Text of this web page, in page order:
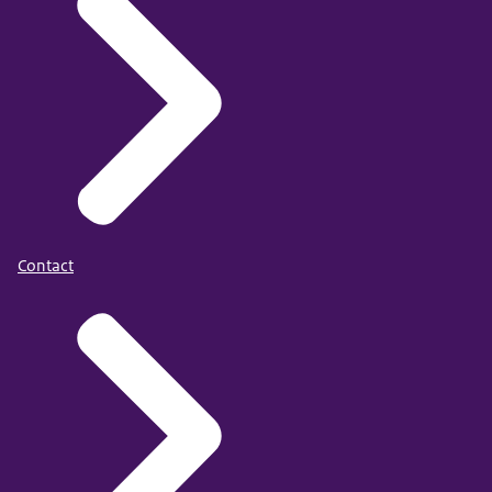
U kunt de individuele inkomenstoeslag aanvragen bij
uw gemeente.
Lees meer over inkomensondersteuning door de
gemeente (over mogelijke vergoedingen).
Contact